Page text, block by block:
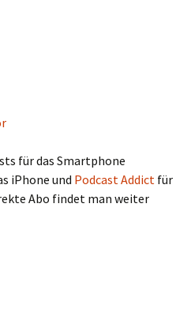
für das Smartphone
iPhone und Podcast Addict für
Abo findet man weiter